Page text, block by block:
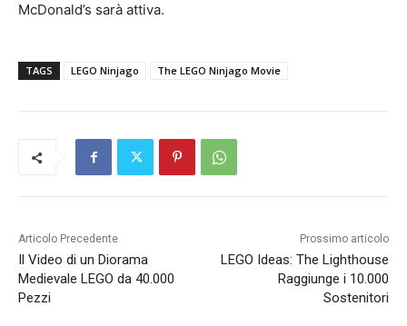
McDonald’s sarà attiva.
TAGS LEGO Ninjago The LEGO Ninjago Movie
Articolo Precedente
Il Video di un Diorama
Medievale LEGO da 40.000
Pezzi
Prossimo articolo
LEGO Ideas: The Lighthouse
Raggiunge i 10.000
Sostenitori